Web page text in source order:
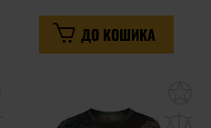
ДО КОШИКА